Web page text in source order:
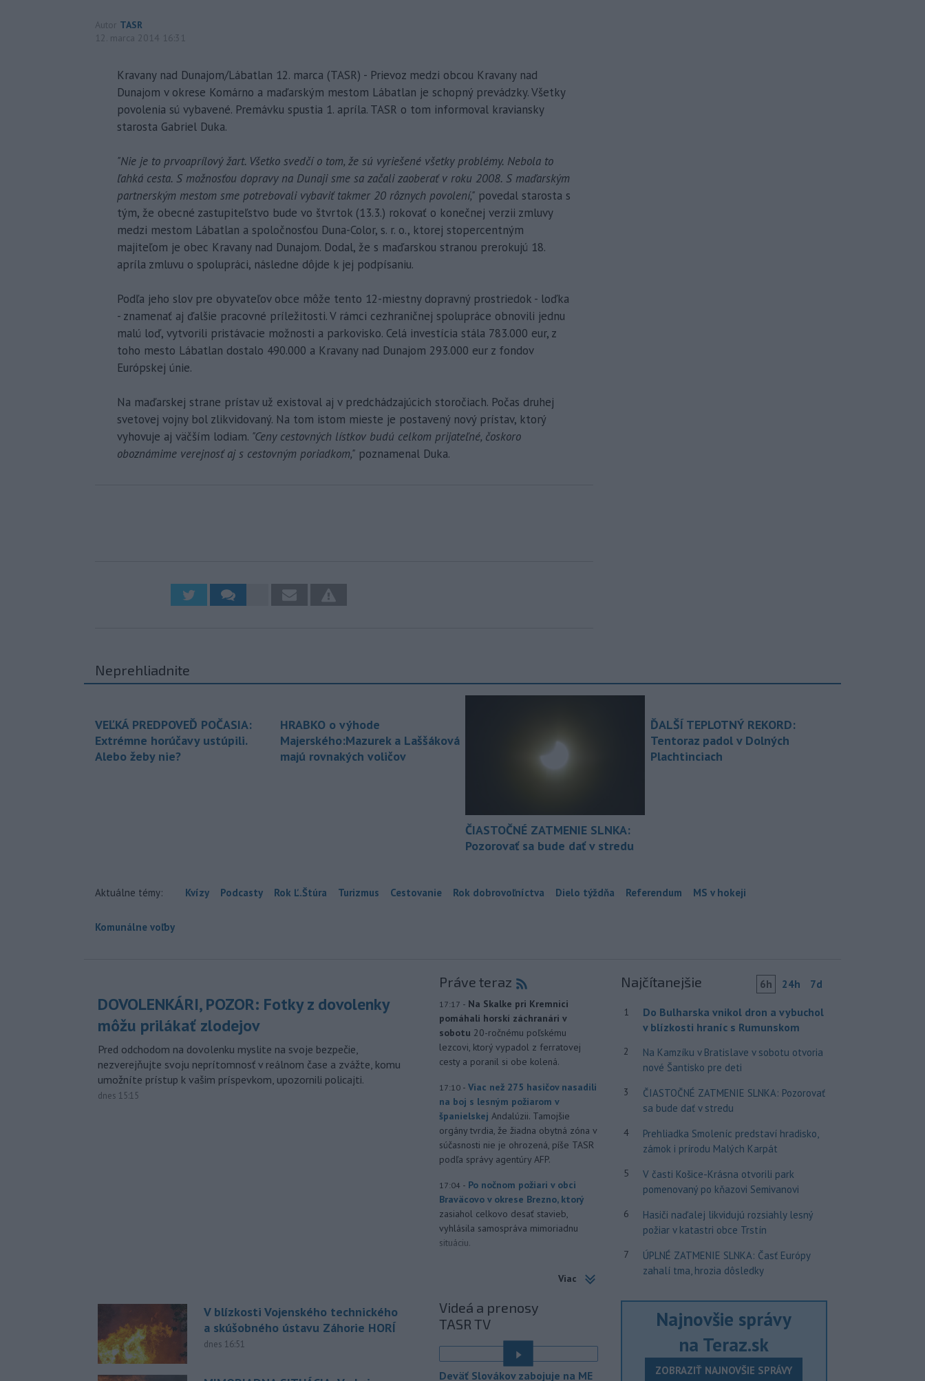
Autor TASR
12. marca 2014 16:31
Kravany nad Dunajom/Lábatlan 12. marca (TASR) - Prievoz medzi obcou Kravany nad
Dunajom v okrese Komárno a maďarským mestom Lábatlan je schopný prevádzky. Všetky
povolenia sú vybavené. Premávku spustia 1. apríla. TASR o tom informoval kraviansky
starosta Gabriel Duka.
"Nie je to prvoaprílový žart. Všetko svedčí o tom, že sú vyriešené všetky problémy. Nebola to
ľahká cesta. S možnosťou dopravy na Dunaji sme sa začali zaoberať v roku 2008. S maďarským
partnerským mestom sme potrebovali vybaviť takmer 20 rôznych povolení," povedal starosta s
tým, že obecné zastupiteľstvo bude vo štvrtok (13.3.) rokovať o konečnej verzii zmluvy
medzi mestom Lábatlan a spoločnosťou Duna-Color, s. r. o., ktorej stopercentným
majiteľom je obec Kravany nad Dunajom. Dodal, že s maďarskou stranou prerokujú 18.
apríla zmluvu o spolupráci, následne dôjde k jej podpísaniu.
Podľa jeho slov pre obyvateľov obce môže tento 12-miestny dopravný prostriedok - loďka
- znamenať aj ďalšie pracovné príležitosti. V rámci cezhraničnej spolupráce obnovili jednu
malú loď, vytvorili pristávacie možnosti a parkovisko. Celá investícia stála 783.000 eur, z
toho mesto Lábatlan dostalo 490.000 a Kravany nad Dunajom 293.000 eur z fondov
Európskej únie.
Na maďarskej strane prístav už existoval aj v predchádzajúcich storočiach. Počas druhej
svetovej vojny bol zlikvidovaný. Na tom istom mieste je postavený nový prístav, ktorý
vyhovuje aj väčším lodiam. "Ceny cestovných lístkov budú celkom prijateľné, čoskoro
oboznámime verejnosť aj s cestovným poriadkom," poznamenal Duka.
Neprehliadnite
VEĽKÁ PREDPOVEĎ POČASIA:
Extrémne horúčavy ustúpili.
Alebo žeby nie?
HRABKO o výhode
Majerského:Mazurek a Laššáková
majú rovnakých voličov
ČIASTOČNÉ ZATMENIE SLNKA:
Pozorovať sa bude dať v stredu
ĎALŠÍ TEPLOTNÝ REKORD:
Tentoraz padol v Dolných
Plachtinciach
Aktuálne témy: Kvízy Podcasty Rok Ľ.Štúra Turizmus Cestovanie Rok dobrovoľníctva Dielo týždňa Referendum MS v hokeji
Komunálne voľby
DOVOLENKÁRI, POZOR: Fotky z dovolenky
môžu prilákať zlodejov
Pred odchodom na dovolenku myslite na svoje bezpečie,
nezverejňujte svoju neprítomnosť v reálnom čase a zvážte, komu
umožníte prístup k vašim príspevkom, upozornili policajti.
dnes 15:15
V blízkosti Vojenského technického
a skúšobného ústavu Záhorie HORÍ
dnes 16:51
Práve teraz
17:17 - Na Skalke pri Kremnici
pomáhali horskí záchranári v
sobotu 20-ročnému poľskému
lezcovi, ktorý vypadol z ferratovej
cesty a poranil si obe kolená.
17:10 - Viac než 275 hasičov nasadili
na boj s lesným požiarom v
španielskej Andalúzii. Tamojšie
orgány tvrdia, že žiadna obytná zóna v
súčasnosti nie je ohrozená, píše TASR
podľa správy agentúry AFP.
17:04 - Po nočnom požiari v obci
Braväcovo v okrese Brezno, ktorý
zasiahol celkovo desať stavieb,
vyhlásila samospráva mimoriadnu
situáciu.
tvoria kolóny vozidiel v každom
Usmerňované sú bratislavskou
políciou.
V tesnej blízkosti
Vojenského technického a
Viac
Videá a prenosy
TASR TV
Deväť Slovákov zabojuje na ME
Najčítanejšie 6h 24h 7d
1
Do Bulharska vnikol dron a vybuchol
v blízkosti hraníc s Rumunskom
2
Na Kamzíku v Bratislave v sobotu otvoria
nové Šantisko pre deti
3
ČIASTOČNÉ ZATMENIE SLNKA: Pozorovať
sa bude dať v stredu
4
Prehliadka Smoleníc predstaví hradisko,
zámok i prírodu Malých Karpát
5
V časti Košice-Krásna otvorili park
pomenovaný po kňazovi Semivanovi
6
Hasiči naďalej likvidujú rozsiahly lesný
požiar v katastri obce Trstín
7
ÚPLNÉ ZATMENIE SLNKA: Časť Európy
zahalí tma, hrozia dôsledky
Najnovšie správy
na Teraz.sk
ZOBRAZIŤ NAJNOVŠIE SPRÁVY